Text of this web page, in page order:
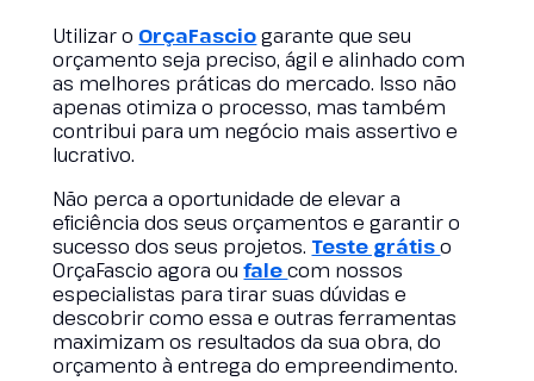
Utilizar o OrçaFasciogarante que seu
orçamento seja preciso, ágil e alinhado com
as melhores práticas do mercado. Isso não
apenas otimiza o processo, mas também
contribui para um negócio mais assertivo e
lucrativo.
Não perca a oportunidade de elevar a
eficiência dos seus orçamentos e garantir o
sucesso dos seus projetos. Teste grátiso
OrçaFascio agora oufalecom nossos
especialistas para tirar suas dúvidas e
descobrir como essa e outras ferramentas
maximizam os resultados da sua obra, do
orçamento à entrega do empreendimento.